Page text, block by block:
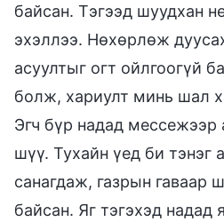
байсан. Тэгээд шуудхан
эхэллээ. Нөхөрлөж
асуултыг огт ойлгоогүй
болж, хариулт минь шал
Эгч бүр надад мессежээр
шүү. Тухайн үед би тэнэг
санагдаж, газрын гаваар
байсан. Яг тэгэхэд надад